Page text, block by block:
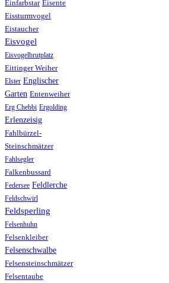
Einfarbstar Eisente
Eissturmvogel
Eistaucher
Eisvogel
Eisvogelbrutplatz
Eittinger Weiher
Elster Englischer
Garten Entenweiher
Erg Chebbi Ergolding
Erlenzeisig
Fahlbürzel-
Steinschmätzer
Fahlsegler
Falkenbussard
Federsee Feldlerche
Feldschwirl
Feldsperling
Felsenhuhn
Felsenkleiber
Felsenschwalbe
Felsensteinschmätzer
Felsentaube